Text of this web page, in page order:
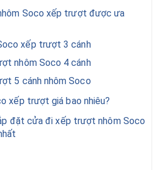
Soco xếp trượt được ưa
xếp trượt 3 cánh
nhôm Soco 4 cánh
5 cánh nhôm Soco
xếp trượt giá bao nhiêu?
đặt cửa đi xếp trượt nhôm Soco